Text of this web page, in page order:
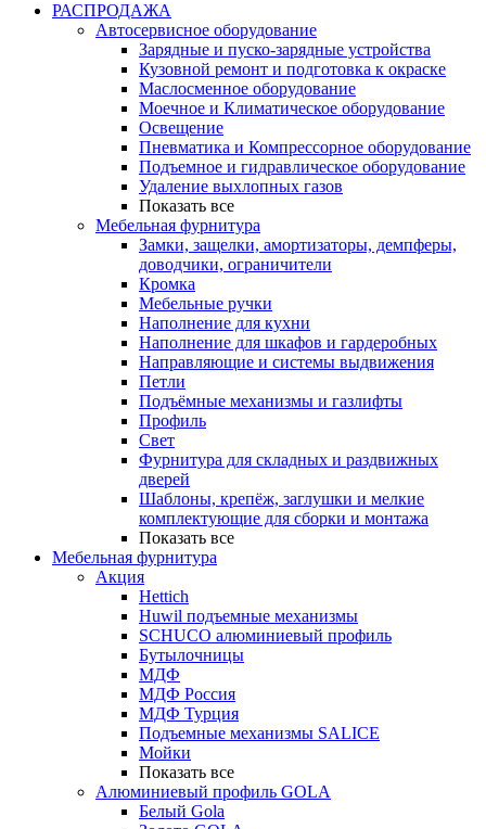
РАСПРОДАЖА
Автосервисное оборудование
Зарядные и пуско-зарядные устройства
Кузовной ремонт и подготовка к окраске
Маслосменное оборудование
Моечное и Климатическое оборудование
Освещение
Пневматика и Компрессорное оборудование
Подъемное и гидравлическое оборудование
Удаление выхлопных газов
Показать все
Мебельная фурнитура
Замки, защелки, амортизаторы, демпферы,
доводчики, ограничители
Кромка
Мебельные ручки
Наполнение для кухни
Наполнение для шкафов и гардеробных
Направляющие и системы выдвижения
Петли
Подъёмные механизмы и газлифты
Профиль
Свет
Фурнитура для складных и раздвижных
дверей
Шаблоны, крепёж, заглушки и мелкие
комплектующие для сборки и монтажа
Показать все
Мебельная фурнитура
Акция
Hettich
Huwil подъемные механизмы
SCHUCO алюминиевый профиль
Бутылочницы
МДФ
МДФ Россия
МДФ Турция
Подъемные механизмы SALICE
Мойки
Показать все
Алюминиевый профиль GOLA
Белый Gola